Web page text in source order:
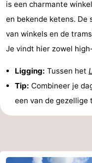
is een charmante
en bekende ketens. De
van winkels en de
Je vindt hier zowel
Ligging: Tussen het
Tip: Combineer je
een van de gezellige